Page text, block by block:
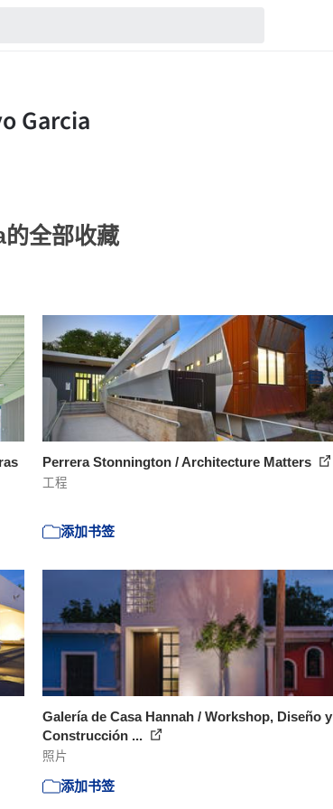
全部收藏
Perrera Stonnington / Architecture Matters
工程
添加书签
Galería de Casa Hannah / Workshop, Diseño y
Construcción ...
照片
添加书签